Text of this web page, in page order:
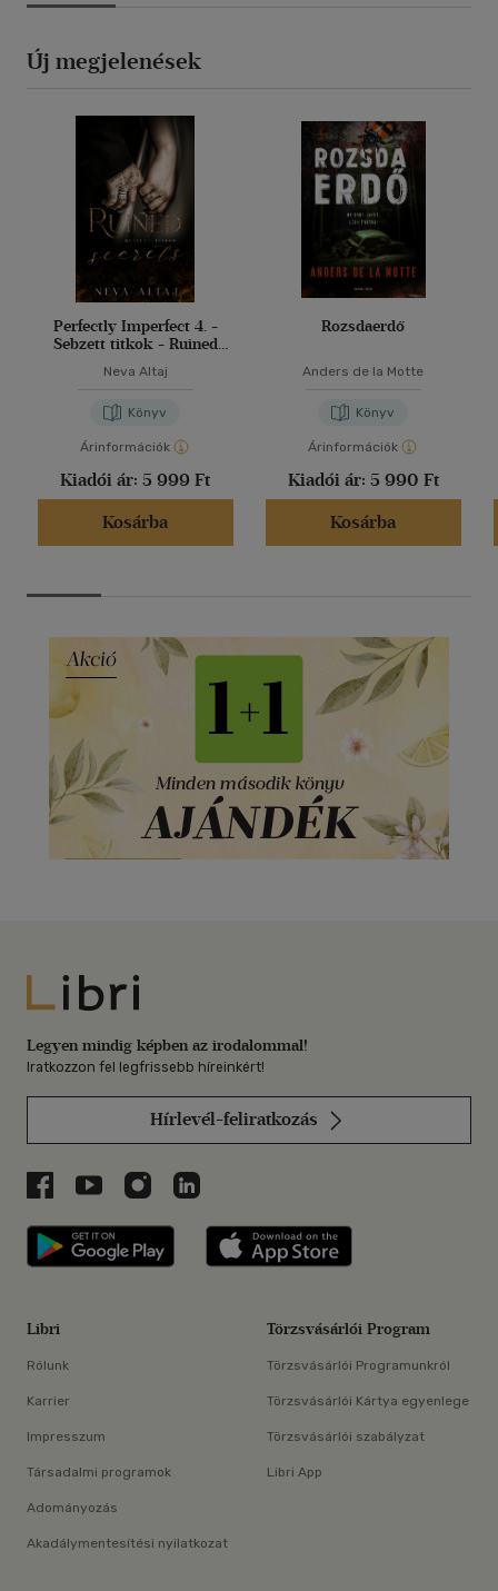
Új megjelenések
Perfectly Imperfect 4. -
Sebzett titkok - Ruined
Neva Altaj
Könyv
Árinformációk
Kiadói ár: 5 999 Ft
Kosárba
Rozsdaerdő
Anders de la Motte
Könyv
Árinformációk
Kiadói ár: 5 990 Ft
Kosárba
Libri
Legyen mindig képben az irodalommal!
Iratkozzon fel legfrissebb híreinkért!
Hírlevél-feliratkozás
Libri a Facebookon
Libri a Youtube-on
Libri az Instagramon
Libri a LinkedInen
Libri applikáció Szerezd meg: Google
Libri
Rólunk
Karrier
Impresszum
Társadalmi programok
Adományozás
Akadálymentesítési nyilatkozat
Törzsvásárlói Program
Törzsvásárlói Programunkról
Törzsvásárlói Kártya egyenlege
Törzsvásárlói szabályzat
Libri App